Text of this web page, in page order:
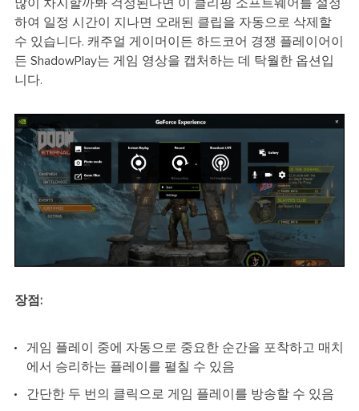
많이 차지할까봐 걱정된다면 이 클리핑 소프트웨어를 설정
하여 일정 시간이 지나면 오래된 클립을 자동으로 삭제할
수 있습니다. 캐주얼 게이머이든 하드코어 경쟁 플레이어이
든 ShadowPlay는 게임 영상을 캡처하는 데 탁월한 옵션입
니다.
장점:
게임 플레이 중에 자동으로 중요한 순간을 포착하고 매치
에서 승리하는 플레이를 펼칠 수 있음
간단한 두 번의 클릭으로 게임 플레이를 방송할 수 있음